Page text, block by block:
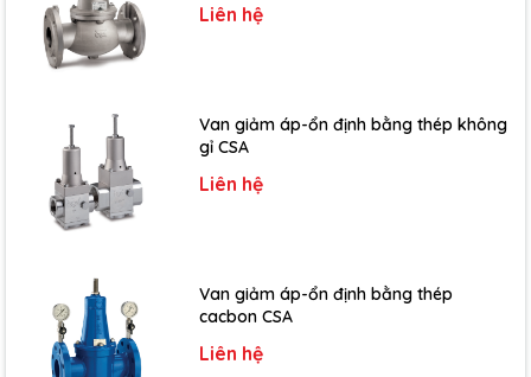
Liên hệ
Van giảm áp-ổn định bằng thép không
gỉ CSA
Liên hệ
Van giảm áp-ổn định bằng thép
cacbon CSA
Liên hệ